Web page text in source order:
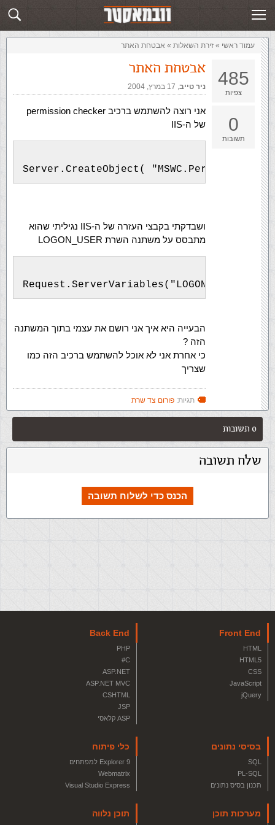
שלח תשובה זירת השאלות
עמוד ראשי » ‏זירת השאלות‏ » אבטחת האתר
485
צפיות
0
תשובות
אבטחת האתר
ניר טייב,‏ 17 במרץ, 2004
אני רוצה להשתמש ברכיב permission checker
של ה-IIS
Server.CreateObject(
ושבדקתי בקבצי העזרה של ה-IIS נגיליתי שהוא
מתבסס על משתנה השרת LOGON_USER
Request.ServerVariables("LOGON_USER")
הבעייה היא איך אני רושם את עצמי בתוך המשתנה
הזה ?
כי אחרת אני לא אוכל להשתמש ברכיב הזה כמו
שצריך
תגיות: פורום צד שרת
0 תשובות
שלח תשובה
הכנס כדי לשלוח תשובה
Front End
HTML
HTML5
CSS
JavaScript
jQuery
Back End
PHP
C#
ASP.NET
ASP.NET MVC
CSHTML
JSP
ASP קלאסי
בסיסי נתונים
SQL
PL-SQL
תכנון בסיס נתונים
כלי פיתוח
Explorer 9 למפתחים
Webmatrix
Visual Studio Express
מערכות תוכן תוכן נלווה